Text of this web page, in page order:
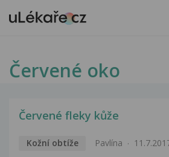
Červené oko
Červené fleky kůže
Kožní obtíže Pavlína